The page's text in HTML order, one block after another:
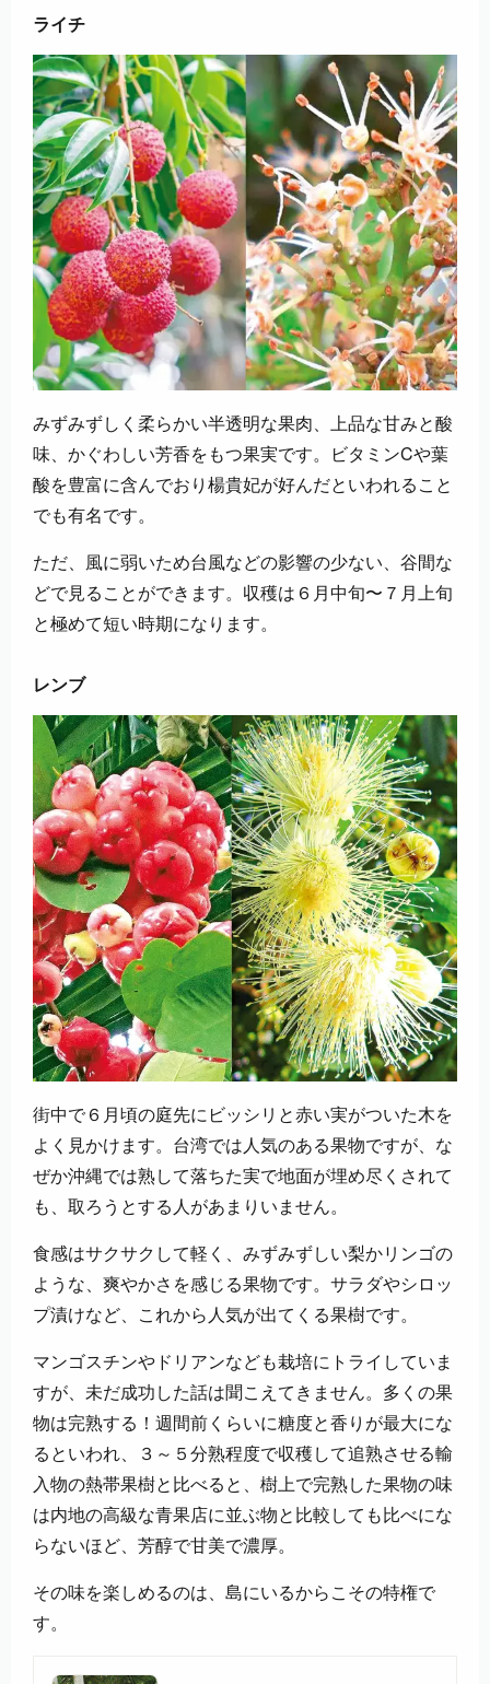
ライチ
みずみずしく柔らかい半透明な果肉、上品な甘みと酸
味、かぐわしい芳香をもつ果実です。ビタミンCや葉
酸を豊富に含んでおり楊貴妃が好んだといわれること
でも有名です。
ただ、風に弱いため台風などの影響の少ない、谷間な
どで見ることができます。収穫は６月中旬〜７月上旬
と極めて短い時期になります。
レンブ
街中で６月頃の庭先にビッシリと赤い実がついた木を
よく見かけます。台湾では人気のある果物ですが、な
ぜか沖縄では熟して落ちた実で地面が埋め尽くされて
も、取ろうとする人があまりいません。
食感はサクサクして軽く、みずみずしい梨かリンゴの
ような、爽やかさを感じる果物です。サラダやシロッ
プ漬けなど、これから人気が出てくる果樹です。
マンゴスチンやドリアンなども栽培にトライしていま
すが、未だ成功した話は聞こえてきません。多くの果
物は完熟する！週間前くらいに糖度と香りが最大にな
るといわれ、３～５分熟程度で収穫して追熟させる輸
入物の熱帯果樹と比べると、樹上で完熟した果物の味
は内地の高級な青果店に並ぶ物と比較しても比べにな
らないほど、芳醇で甘美で濃厚。
その味を楽しめるのは、島にいるからこその特権で
す。